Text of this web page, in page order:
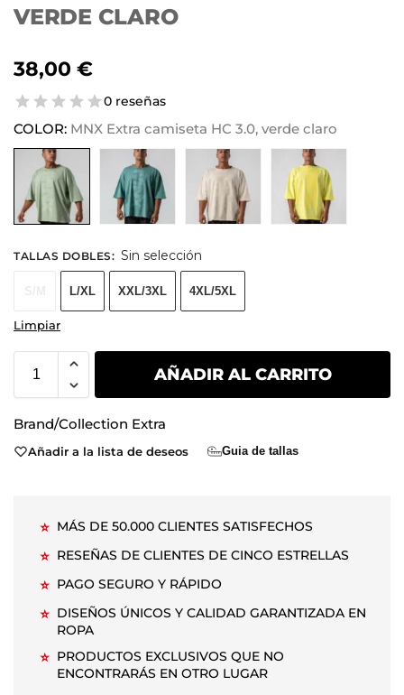
VERDE CLARO
38,00 €
0 reseñas
COLOR: MNX Extra camiseta HC 3.0, verde claro
TALLAS DOBLES: Sin selección
L/XL XXL/3XL 4XL/5XL
Limpiar
AÑADIR AL CARRITO
Brand/Collection Extra
Añadir a la lista de deseos Guia de tallas
⭐ MÁS DE 50.000 CLIENTES SATISFECHOS
⭐ RESEÑAS DE CLIENTES DE CINCO ESTRELLAS
⭐ PAGO SEGURO Y RÁPIDO
⭐ DISEÑOS ÚNICOS Y CALIDAD GARANTIZADA EN
ROPA
⭐ PRODUCTOS EXCLUSIVOS QUE NO
ENCONTRARÁS EN OTRO LUGAR